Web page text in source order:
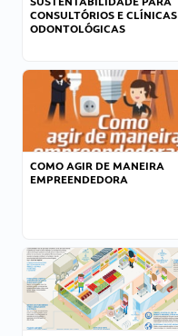
CONSULTÓRIOS E CLÍNICAS
ODONTOLÓGICAS
COMO AGIR DE MANEIRA
EMPREENDEDORA